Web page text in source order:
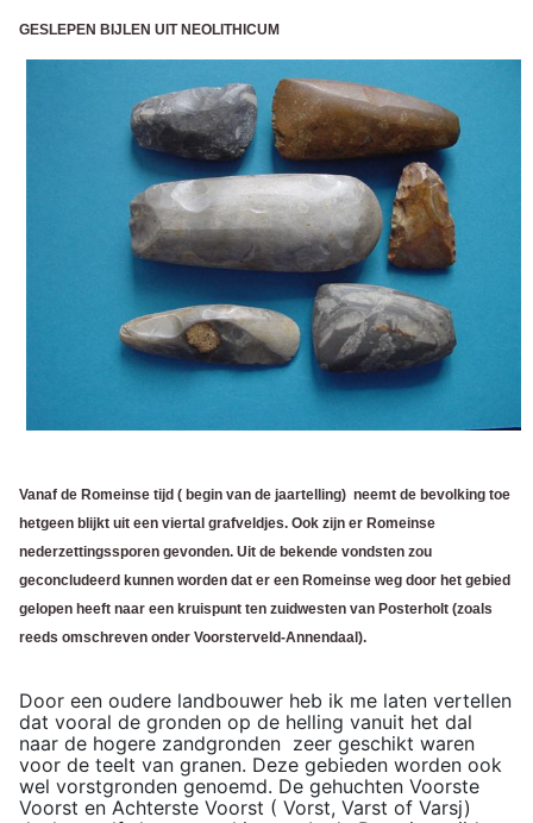
GESLEPEN BIJLEN UIT NEOLITHICUM
Vanaf de Romeinse tijd ( begin van de jaartelling) neemt de bevolking toe
hetgeen blijkt uit een viertal grafveldjes. Ook zijn er Romeinse
nederzettingssporen gevonden. Uit de bekende vondsten zou
geconcludeerd kunnen worden dat er een Romeinse weg door het gebied
gelopen heeft naar een kruispunt ten zuidwesten van Posterholt (zoals
reeds omschreven onder Voorsterveld-Annendaal).
Door een oudere landbouwer heb ik me laten vertellen
dat vooral de gronden op de helling vanuit het dal
naar de hogere zandgronden zeer geschikt waren
voor de teelt van granen. Deze gebieden worden ook
wel vorstgronden genoemd. De gehuchten Voorste
Voorst en Achterste Voorst ( Vorst, Varst of Varsj)